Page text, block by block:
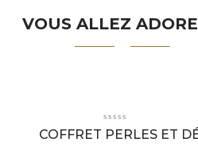
VOUS ALLEZ
COFFRET PERLES ET